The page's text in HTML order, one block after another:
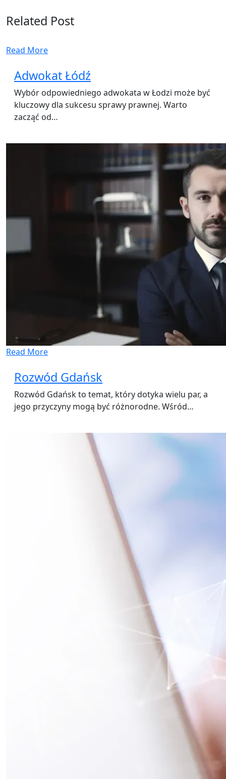
Related Post
Read More
Adwokat Łódź
Wybór odpowiedniego adwokata w Łodzi może być
kluczowy dla sukcesu sprawy prawnej. Warto
zacząć od…
Read More
Rozwód Gdańsk
Rozwód Gdańsk to temat, który dotyka wielu par, a
jego przyczyny mogą być różnorodne. Wśród…